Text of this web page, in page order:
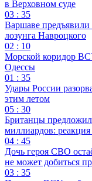
в Верховном суде
03 : 35
Варшаве предъявили
лозунга Навроцкого
02 : 10
Морской коридор
Одессы
01 : 35
Удары России
этим летом
05 : 30
Британцы
миллиардов: реакция
04 : 45
Дочь героя СВО
не может добиться
03 : 35